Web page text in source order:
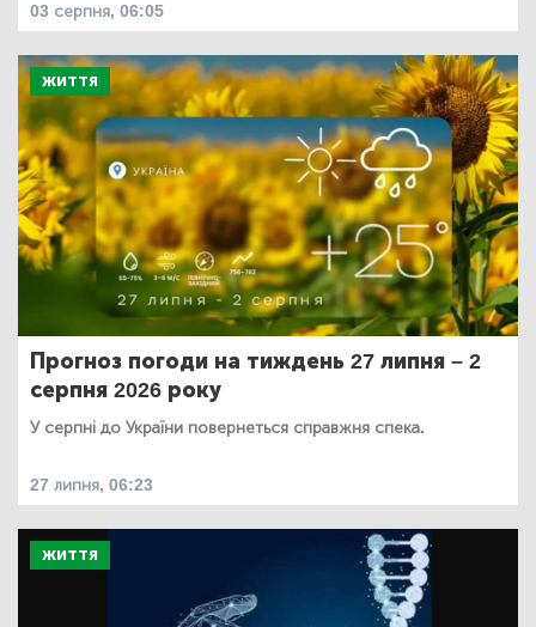
03 серпня, 06:05
ЖИТТЯ
Прогноз погоди на тиждень 27 липня – 2
серпня 2026 року
У серпні до України повернеться справжня спека.
27 липня, 06:23
ЖИТТЯ